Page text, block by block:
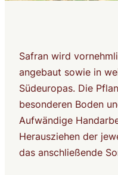
Safran wird
angebaut sowie in
Südeuropas. Die
besonderen Boden
Aufwändige
Herausziehen der
das anschließende